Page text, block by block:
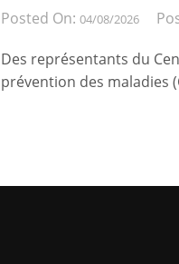
Posted On: 04/08/2026
Des représentants du
prévention des maladies